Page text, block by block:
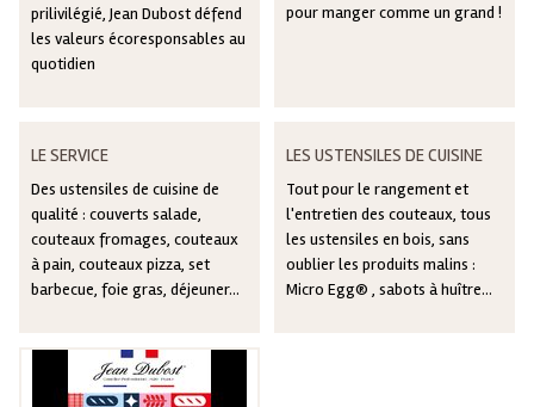
prilivilégié, Jean Dubost défend
les valeurs écoresponsables au
quotidien
pour manger comme un grand !
LE SERVICE
Des ustensiles de cuisine de
qualité : couverts salade,
couteaux fromages, couteaux
à pain, couteaux pizza, set
barbecue, foie gras, déjeuner...
LES USTENSILES DE CUISINE
Tout pour le rangement et
l'entretien des couteaux, tous
les ustensiles en bois, sans
oublier les produits malins :
Micro Egg® , sabots à huître...